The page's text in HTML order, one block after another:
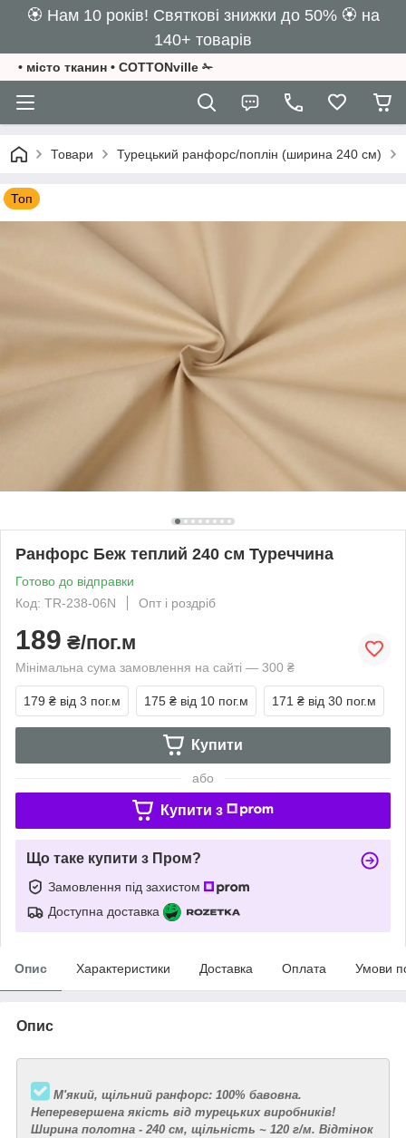
🏵️ Нам 10 років! Святкові знижки до 50% 🏵️ на
140+ товарів
• місто тканин • COTTONville ✁
Товари Турецький ранфорс/поплін (ширина 240 см)
Топ
Ранфорс Беж теплий 240 см Туреччина
Готово до відправки
Код: ТR-238-06N
Опт і роздріб
189 ₴/пог.м
Мінімальна сума замовлення на сайті — 300 ₴
179 ₴ від 3 пог.м 175 ₴ від 10 пог.м 171 ₴ від 30 пог.м
Купити
або
Купити з
Що таке купити з Пром?
Замовлення під захистом
Доступна доставка
Опис Характеристики Доставка Оплата Умови
Опис
М'який, щільний ранфорс: 100% бавовна.
Неперевершена якість від турецьких виробників!
Ширина полотна - 240 см, щільність ~ 120 г/м. Відтінок